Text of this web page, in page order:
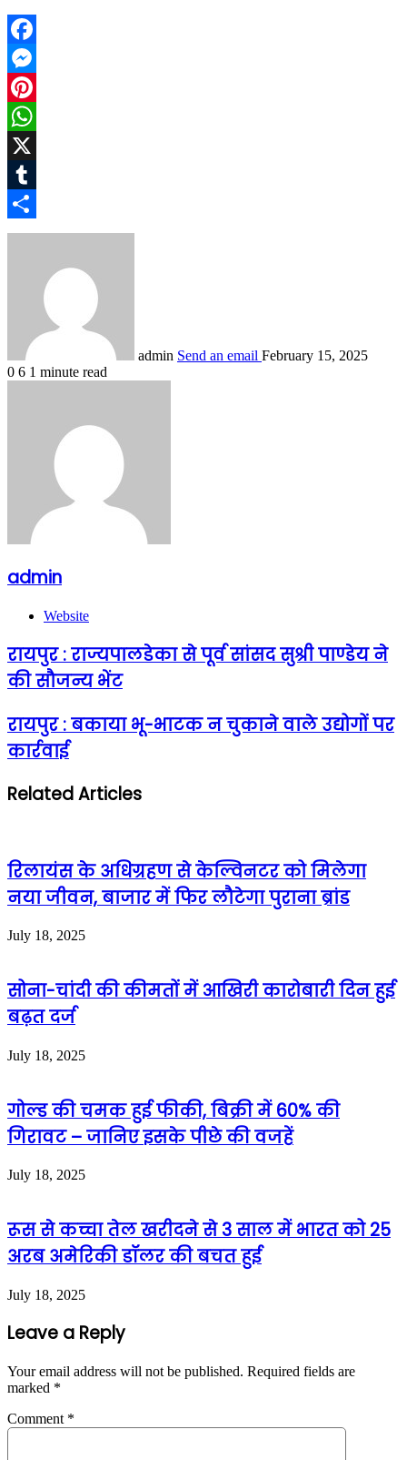
Facebook
Messenger
Pinterest
WhatsApp
X
Tumblr
Share
admin Send an email February 15, 2025
0 6 1 minute read
admin
Website
रायपुर : राज्यपालडेका से पूर्व सांसद सुश्री पाण्डेय ने
की सौजन्य भेंट
रायपुर : बकाया भू-भाटक न चुकाने वाले उद्योगों पर
कार्रवाई
Related Articles
रिलायंस के अधिग्रहण से केल्विनटर को मिलेगा
नया जीवन, बाजार में फिर लौटेगा पुराना ब्रांड
July 18, 2025
सोना-चांदी की कीमतों में आखिरी कारोबारी दिन हुई
बढ़त दर्ज
July 18, 2025
गोल्ड की चमक हुई फीकी, बिक्री में 60% की
गिरावट – जानिए इसके पीछे की वजहें
July 18, 2025
रूस से कच्चा तेल खरीदने से 3 साल में भारत को 25
अरब अमेरिकी डॉलर की बचत हुई
July 18, 2025
Leave a Reply
Your email address will not be published. Required fields are
marked *
Comment *